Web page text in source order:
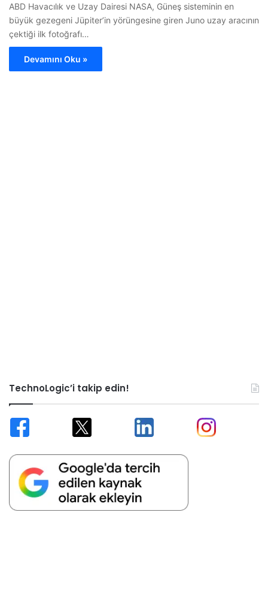
ABD Havacılık ve Uzay Dairesi NASA, Güneş sisteminin en
büyük gezegeni Jüpiter’in yörüngesine giren Juno uzay aracının
çektiği ilk fotoğrafı…
Devamını Oku »
TechnoLogic’i takip edin!